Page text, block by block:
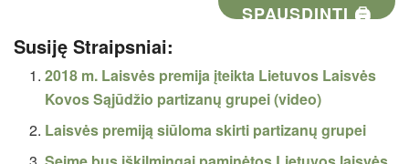
SPAUSDINTI 🖨
Susiję Straipsniai:
2018 m. Laisvės premija įteikta Lietuvos Laisvės
Kovos Sąjūdžio partizanų grupei (video)
Laisvės premiją siūloma skirti partizanų grupei